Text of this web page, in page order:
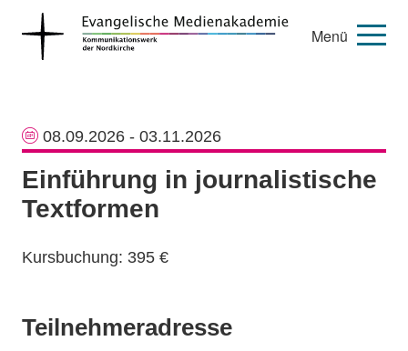
Menü
08.09.2026 - 03.11.2026
Einführung in journalistische
Textformen
Kursbuchung: 395 €
Teilnehmeradresse